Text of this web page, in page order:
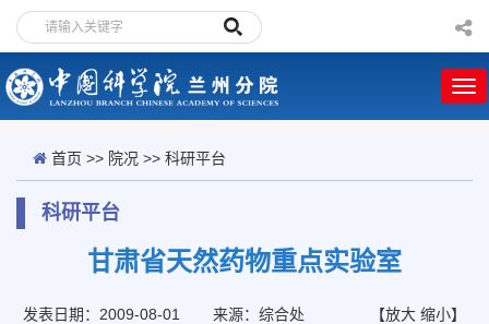
首页 >> 院况 >> 科研平台
科研平台
甘肃省天然药物重点实验室
发表日期：2009-08-01 来源：综合处 【放大 缩小】